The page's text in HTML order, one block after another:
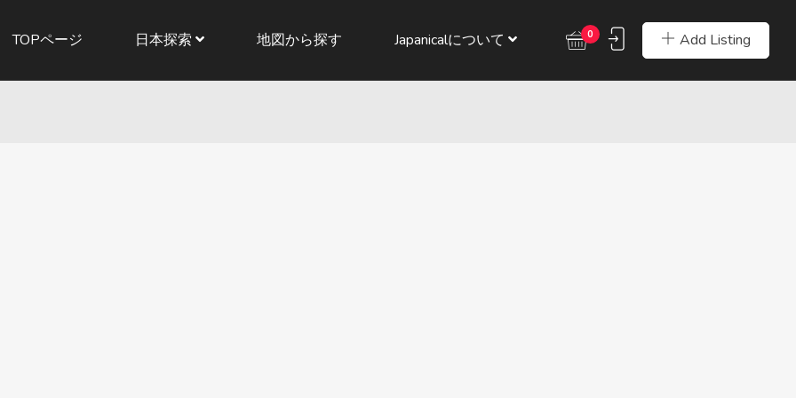
Add Listing
0
TOPページ 日本探索 地図から探す Japanicalについて